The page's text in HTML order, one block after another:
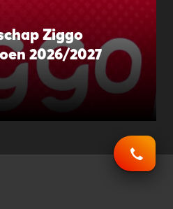
Ziggo
2026/2027